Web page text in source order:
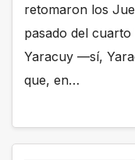
retomaron los
pasado del
Yaracuy —sí,
que, en…